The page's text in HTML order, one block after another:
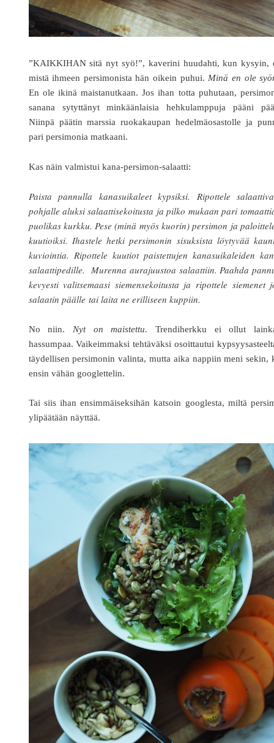
”KAIKKIHAN sitä nyt syö!”, kaverini huudahti, kun kysyin,
mistä ihmeen persimonista hän oikein puhui.Minä en ole
En ole ikinä maistanutkaan. Jos ihan totta puhutaan,
sanana sytyttänyt minkäänlaisia hehkulamppuja pääni
Niinpä päätin marssia ruokakaupan hedelmäosastolle ja
pari persimonia matkaani.
Kas näin valmistui kana-persimon-salaatti:
Paista pannulla kanasuikaleet kypsiksi. Ripottele
pohjalle aluksi salaattisekoitusta ja pilko mukaan pari
puolikas kurkku. Pese (minä myös kuorin) persimon ja
kuutioiksi. Ihastele hetki persimonin sisuksista löytyvää
kuviointia. Ripottele kuutiot paistettujen kanasuikaleiden
salaattipedille. Murenna aurajuustoa salaattiin. Paahda
kevyesti valitsemaasi siemensekoitusta ja ripottele siemenet
salaatin päälle tai laita ne erilliseen kuppiin.
No niin. Nyt on maistettu. Trendiherkku ei ollut
hassumpaa. Vaikeimmaksi tehtäväksi osoittautui
täydellisen persimonin valinta, mutta aika nappiin meni sekin,
ensin vähän googlettelin.
Tai siis ihan ensimmäiseksihän katsoin googlesta, miltä
ylipäätään näyttää.